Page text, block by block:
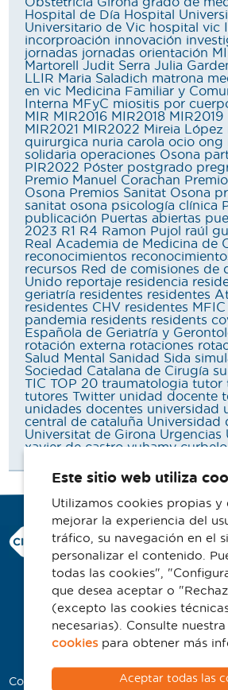
Obstetricia Girona grado de
Hospital de Día Hospital
Universitario de Vic hospital vic
incorproación innovación
jornadas jornadas orientación
Martorell Judit Serra Julia
LLIR Maria Saladich matrona
en vic Medicina Familiar y
Interna MFyC miositis por
MIR MIR2016 MIR2018 MIR2019
MIR2021 MIR2022 Mireia López
quirurgica nuria carola ocio ong
solidaria operaciones Osona
PIR2022 Póster postgrado
Premio Manuel Corachan
Osona Premios Sanitat Osona
sanitat osona psicología clínica
publicación Puertas abiertas
2023 R1 R4 Ramon Pujol raúl
Real Academia de Medicina de
reconocimientos
recursos Red de comisiones de
Unido reportaje residencia
geriatría residentes residentes
residentes CHV residentes MFIC
pandemia residents residents
Española de Geriatría y
rotación externa rotaciones
Salud Mental Sanidad Sida
Sociedad Catalana de Cirugía
TIC TOP 20 traumatologia tutor
tutores Twitter unidad docente
unidades docentes universidad
central de cataluña Universidad
Universitat de Girona Urgencias
xavier de castro yuhamy curbelo
Consorci Hospitalari
Carrer Francesc Pla
08500 Vic
Telefono 93 702 77
Contacto
Aviso legal
Política de cookies
Colaboradores
Este sitio web utiliza
Utilizamos cookies propias y
mejorar la experiencia del
tráfico, su navegación en el
personalizar el contenido.
todas las cookies",
que desea aceptar o
(excepto las cookies
necesarias). Consulte nuestra
cookiespara obtener más
Aceptar todas las